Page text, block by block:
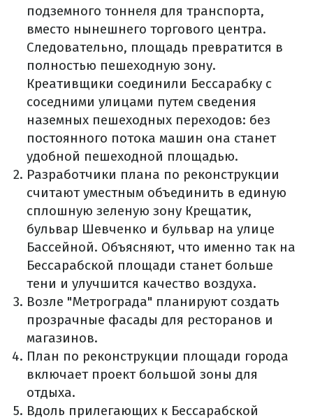
подземного тоннеля для транспорта,
вместо нынешнего торгового центра.
Следовательно, площадь превратится в
полностью пешеходную зону.
Креативщики соединили Бессарабку с
соседними улицами путем сведения
наземных пешеходных переходов: без
постоянного потока машин она станет
удобной пешеходной площадью.
Разработчики плана по реконструкции
считают уместным объединить в единую
сплошную зеленую зону Крещатик,
бульвар Шевченко и бульвар на улице
Бассейной. Объясняют, что именно так на
Бессарабской площади станет больше
тени и улучшится качество воздуха.
Возле "Метрограда" планируют создать
прозрачные фасады для ресторанов и
магазинов.
План по реконструкции площади города
включает проект большой зоны для
отдыха.
Вдоль прилегающих к Бессарабской